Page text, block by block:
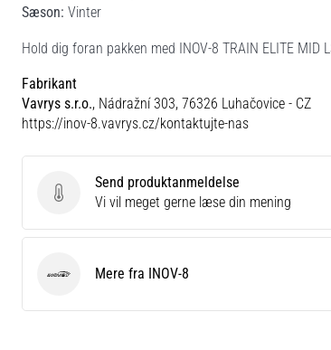
Sæson: Vinter
Hold dig foran pakken med INOV-8 TRAIN ELITE
Fabrikant
Vavrys s.r.o., Nádražní 303, 76326 Luhačovice - CZ
https://inov-8.vavrys.cz/kontaktujte-nas
Send produktanmeldelse
Send produktanmeldelse
Vi vil meget gerne læse din mening
INOV-8Mere fra INOV-8